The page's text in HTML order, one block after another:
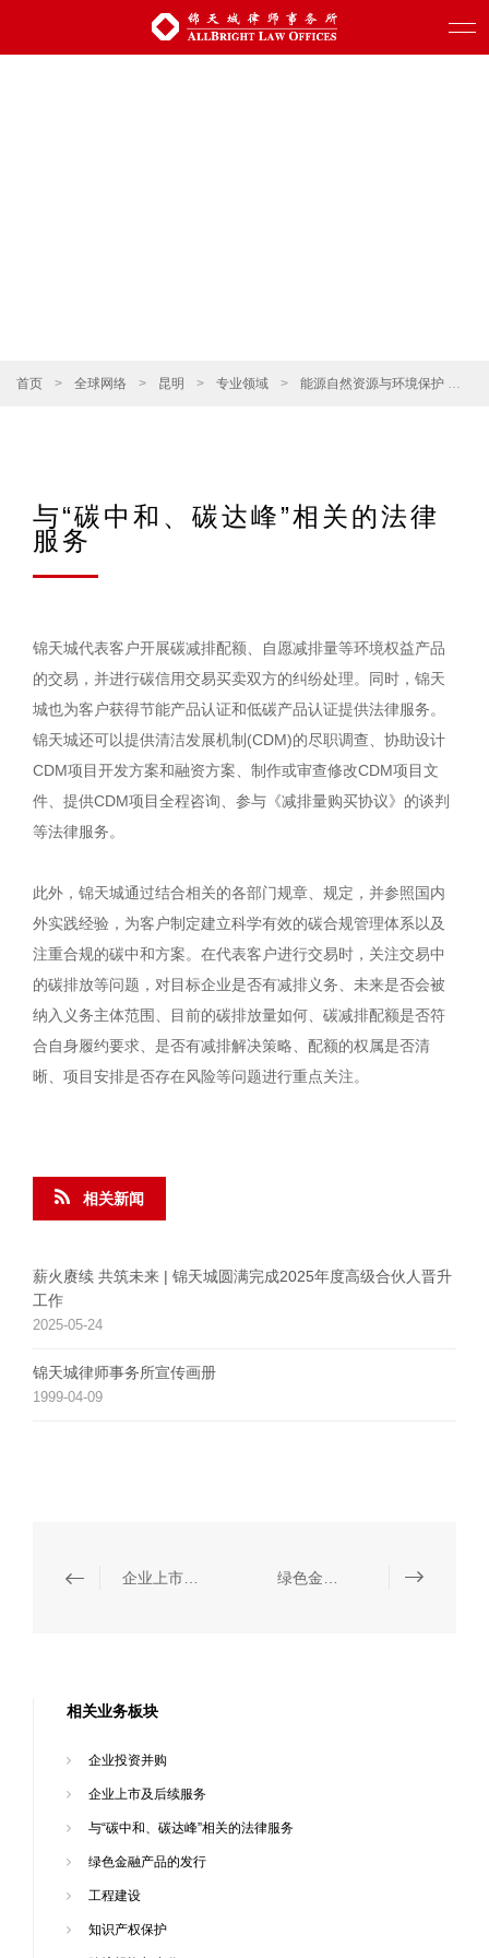
首页 > 全球网络 > 昆明 > 专业领域 > 能源自然资源与环境保护 >
与“碳中和、碳达峰”相关的法律
服务
锦天城代表客户开展碳减排配额、自愿减排量等环境权益产品
的交易，并进行碳信用交易买卖双方的纠纷处理。同时，锦天
城也为客户获得节能产品认证和低碳产品认证提供法律服务。
锦天城还可以提供清洁发展机制(CDM)的尽职调查、协助设计
CDM项目开发方案和融资方案、制作或审查修改CDM项目文
件、提供CDM项目全程咨询、参与《减排量购买协议》的谈判
等法律服务。
此外，锦天城通过结合相关的各部门规章、规定，并参照国内
外实践经验，为客户制定建立科学有效的碳合规管理体系以及
注重合规的碳中和方案。在代表客户进行交易时，关注交易中
的碳排放等问题，对目标企业是否有减排义务、未来是否会被
纳入义务主体范围、目前的碳排放量如何、碳减排配额是否符
合自身履约要求、是否有减排解决策略、配额的权属是否清
晰、项目安排是否存在风险等问题进行重点关注。
相关新闻
薪火赓续 共筑未来 | 锦天城圆满完成2025年度高级合伙人晋升
工作
2025-05-24
锦天城律师事务所宣传画册
1999-04-09
相关业务板块
企业投资并购
企业上市及后续服务
与“碳中和、碳达峰”相关的法律服务
绿色金融产品的发行
工程建设
知识产权保护